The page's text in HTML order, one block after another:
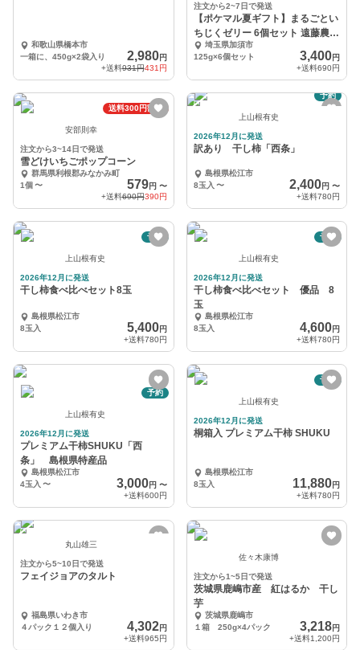
和歌山県橋本市
一箱に、450g×2袋入り
2,980円
+送料931円431円
注文から2~7日で発送
【ポケマル夏ギフト】まるごとい
ちじくゼリー 6個セット 遠藤農園
かぞブランド
埼玉県加須市
125g×6個セット
3,400円
+送料690円
送料300円割引
安部則幸
注文から3~14日で発送
雪どけいちごポップコーン
群馬県利根郡みなかみ町
1個 〜 579円 〜
+送料690円390円
予約
上山根有史
2026年12月に発送
訳あり 干し柿「西条」
島根県松江市
8玉入 〜 2,400円 〜
+送料780円
予約
上山根有史
2026年12月に発送
干し柿食べ比べセット8玉
島根県松江市
8玉入
5,400円
+送料780円
予約
上山根有史
2026年12月に発送
干し柿食べ比べセット 優品 8
玉
島根県松江市
8玉入
4,600円
+送料780円
予約
上山根有史
2026年12月に発送
プレミアム干柿SHUKU「西
条」 島根県特産品
島根県松江市
4玉入 〜 3,000円 〜
+送料600円
予約
上山根有史
2026年12月に発送
桐箱入 プレミアム干柿 SHUKU
島根県松江市
8玉入
11,880円
+送料780円
丸山雄三
注文から5~10日で発送
フェイジョアのタルト
福島県いわき市
４パック１２個入り
4,302円
+送料965円
佐々木康博
注文から1~5日で発送
茨城県鹿嶋市産 紅はるか 干し
芋
茨城県鹿嶋市
１箱 250g×4パック
3,218円
+送料1,200円